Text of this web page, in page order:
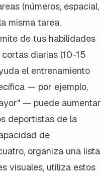
(números, espacial,
misma tarea.
de tus habilidades
diarias (10-15
el entrenamiento
— por ejemplo,
— puede aumentar
deportistas de la
de
organiza una lista
visuales, utiliza estos